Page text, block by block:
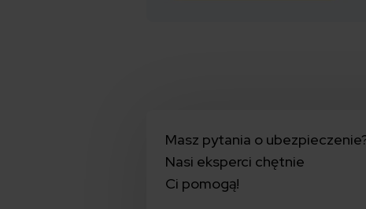
Masz pytania o
Nasi eksperci chętnie
Ci pomogą!